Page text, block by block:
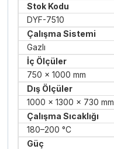
Stok Kodu
DYF-7510
Çalışma Sistemi
Gazlı
İç Ölçüler
750 × 1000 mm
Dış Ölçüler
1000 × 1300 × 730 mm
Çalışma Sıcaklığı
180–200 °C
Güç